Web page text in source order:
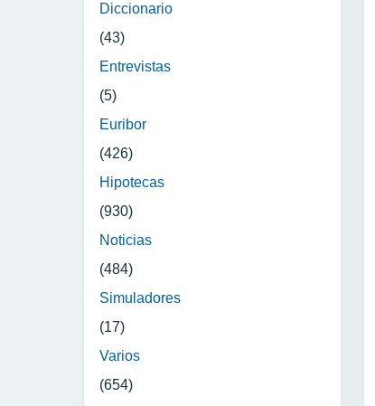
Diccionario
(43)
Entrevistas
(5)
Euribor
(426)
Hipotecas
(930)
Noticias
(484)
Simuladores
(17)
Varios
(654)